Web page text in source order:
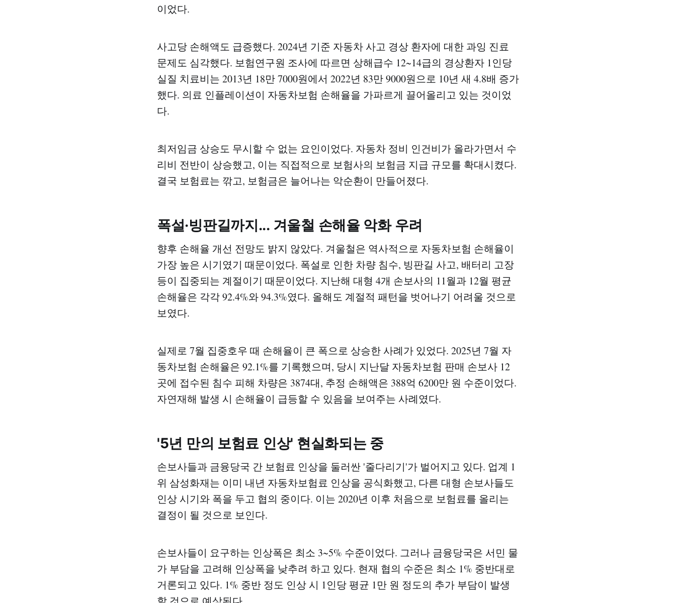
이었다.
사고당 손해액도 급증했다. 2024년 기준 자동차 사고 경상 환자에 대한 과잉 진료
문제도 심각했다. 보험연구원 조사에 따르면 상해급수 12~14급의 경상환자 1인당
실질 치료비는 2013년 18만 7000원에서 2022년 83만 9000원으로 10년 새 4.8배 증가
했다. 의료 인플레이션이 자동차보험 손해율을 가파르게 끌어올리고 있는 것이었
다.
최저임금 상승도 무시할 수 없는 요인이었다. 자동차 정비 인건비가 올라가면서 수
리비 전반이 상승했고, 이는 직접적으로 보험사의 보험금 지급 규모를 확대시켰다.
결국 보험료는 깎고, 보험금은 늘어나는 악순환이 만들어졌다.
폭설·빙판길까지... 겨울철 손해율 악화 우려
향후 손해율 개선 전망도 밝지 않았다. 겨울철은 역사적으로 자동차보험 손해율이
가장 높은 시기였기 때문이었다. 폭설로 인한 차량 침수, 빙판길 사고, 배터리 고장
등이 집중되는 계절이기 때문이었다. 지난해 대형 4개 손보사의 11월과 12월 평균
손해율은 각각 92.4%와 94.3%였다. 올해도 계절적 패턴을 벗어나기 어려울 것으로
보였다.
실제로 7월 집중호우 때 손해율이 큰 폭으로 상승한 사례가 있었다. 2025년 7월 자
동차보험 손해율은 92.1%를 기록했으며, 당시 지난달 자동차보험 판매 손보사 12
곳에 접수된 침수 피해 차량은 3874대, 추정 손해액은 388억 6200만 원 수준이었다.
자연재해 발생 시 손해율이 급등할 수 있음을 보여주는 사례였다.
'5년 만의 보험료 인상' 현실화되는 중
손보사들과 금융당국 간 보험료 인상을 둘러싼 '줄다리기'가 벌어지고 있다. 업계 1
위 삼성화재는 이미 내년 자동차보험료 인상을 공식화했고, 다른 대형 손보사들도
인상 시기와 폭을 두고 협의 중이다. 이는 2020년 이후 처음으로 보험료를 올리는
결정이 될 것으로 보인다.
손보사들이 요구하는 인상폭은 최소 3~5% 수준이었다. 그러나 금융당국은 서민 물
가 부담을 고려해 인상폭을 낮추려 하고 있다. 현재 협의 수준은 최소 1% 중반대로
거론되고 있다. 1% 중반 정도 인상 시 1인당 평균 1만 원 정도의 추가 부담이 발생